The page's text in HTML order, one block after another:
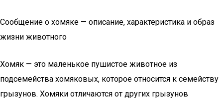
Сообщение о хомяке — описание, характеристика и образ
жизни животного
Хомяк — это маленькое пушистое животное из
подсемейства хомяковых, которое относится к семейству
грызунов. Хомяки отличаются от других грызунов